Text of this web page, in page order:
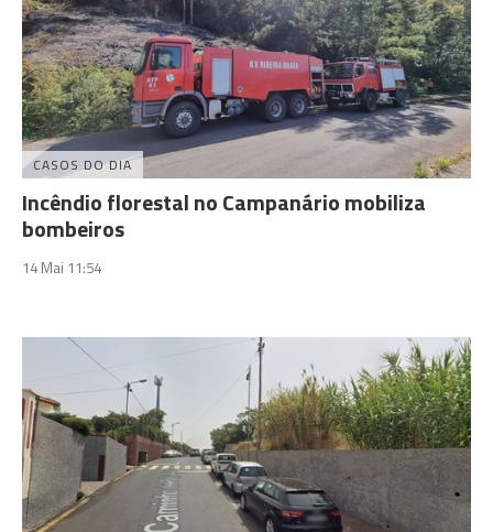
CASOS DO DIA
Incêndio florestal no Campanário mobiliza
bombeiros
14 Mai 11:54